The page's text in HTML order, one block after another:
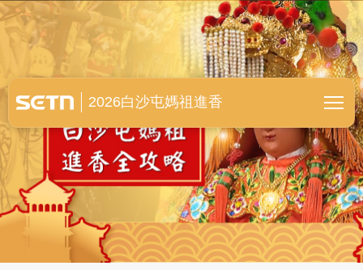
白沙屯媽祖進香全紀錄
2026白沙屯媽祖進香